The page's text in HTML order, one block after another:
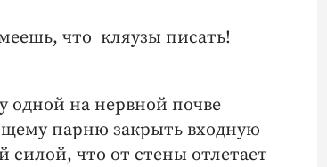
что кляузы писать!
одной на нервной почве
парню закрыть входную
силой, что от стены отлетает